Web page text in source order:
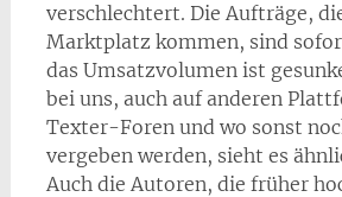
verschlechtert. Die Aufträge,
Marktplatz kommen, sind
das Umsatzvolumen ist
bei uns, auch auf anderen
Texter-Foren und wo sonst
vergeben werden, sieht es
Auch die Autoren, die früher